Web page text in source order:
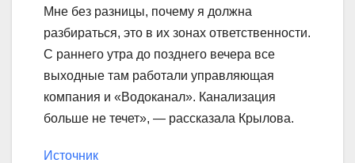
Мне без разницы, почему я должна
разбираться, это в их зонах ответственности.
С раннего утра до позднего вечера все
выходные там работали управляющая
компания и «Водоканал». Канализация
больше не течет», — рассказала Крылова.
Источник